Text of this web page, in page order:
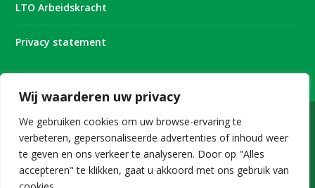
Wij waarderen uw privacy
We gebruiken cookies om uw browse-ervaring te
verbeteren, gepersonaliseerde advertenties of inhoud weer
te geven en ons verkeer te analyseren. Door op "Alles
accepteren" te klikken, gaat u akkoord met ons gebruik van
LTO Arbeidskracht
Privacy statement
Onderdeel van